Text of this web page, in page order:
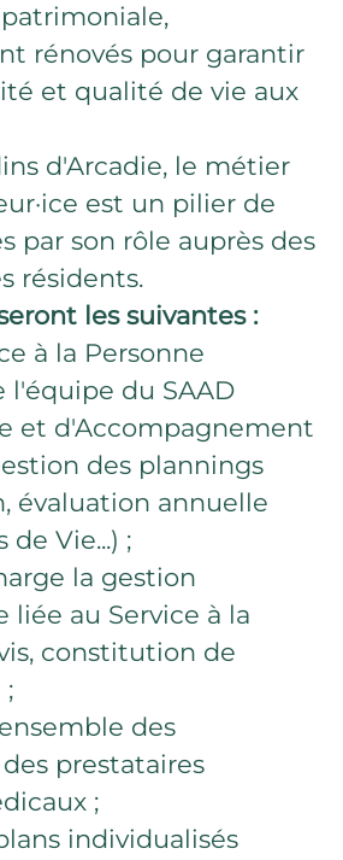
rénovés pour garantir
et qualité de vie aux
d'Arcadie, le métier
est un pilier de
par son rôle auprès des
résidents.
les suivantes :
à la Personne
l'équipe du SAAD
et d'Accompagnement
des plannings
évaluation annuelle
de Vie...) ;
la gestion
liée au Service à la
constitution de
;
des
prestataires
;
individualisés